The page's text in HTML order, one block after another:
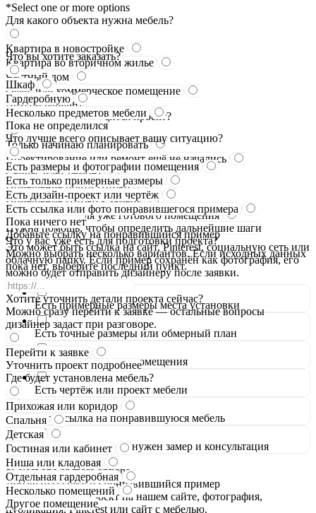
*Select one or more options
Для какого объекта нужна мебель?
Квартира в новостройке
Квартира во вторичном жилье
Частный дом
Офис или коммерческое помещение
Другой вариант
На каком этапе находится проект?
Только начинаю планировать
Проектирование или ремонт ещё не начались
Сейчас идёт ремонт
Помещение почти готово
Помещение готово к замеру
Мебель нужна для уже готового помещения
Нужна помощь, чтобы определить дальнейшие шаги
Что у вас уже есть для подготовки проекта?
Можно выбрать несколько вариантов. Если исходных данных
пока нет, выберите последний пункт.
Есть примерные размеры места установки
Есть точные размеры или обмерный план
Есть дизайн-проект помещения
Есть чертёж или проект мебели
Есть ссылка на понравившуюся мебель
Пока ничего нет — нужен замер и консультация
*Select one or more options
Добавьте ссылку на понравившийся пример
Это может быть проект на нашем сайте, фотография,
публикация, Pinterest или сайт с мебелью.
Что вы хотите заказать?
Шкаф
Гардеробную
Несколько предметов мебели
Пока не определился
Что лучше всего описывает вашу ситуацию?
Есть размеры и фотографии помещения
Есть только примерные размеры
Есть дизайн-проект или чертёж
Есть ссылка или фото понравившегося примера
Пока ничего нет
Добавьте ссылку на понравившийся пример
Это может быть ссылка на сайт, Pinterest, социальную сеть или
облачную папку. Если пример сохранён как фотография, его
можно будет отправить дизайнеру после заявки.
Хотите уточнить детали проекта сейчас?
Можно сразу перейти к заявке — остальные вопросы
дизайнер задаст при разговоре.
Перейти к заявке
Уточнить проект подробнее
Где будет установлена мебель?
Прихожая или коридор
Спальня
Детская
Гостиная или кабинет
Ниша или кладовая
Отдельная гардеробная
Несколько помещений
Другое помещение